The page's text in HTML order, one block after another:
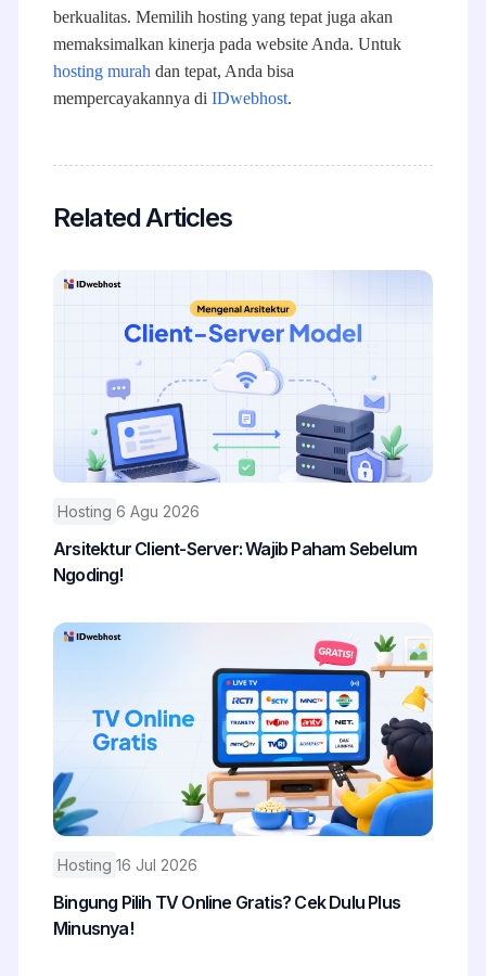
berkualitas. Memilih hosting yang tepat juga akan
memaksimalkan kinerja pada website Anda. Untuk
hosting murah dan tepat, Anda bisa
mempercayakannya di IDwebhost.
Related Articles
Hosting 6 Agu 2026
Arsitektur Client-Server: Wajib Paham Sebelum
Ngoding!
Hosting 16 Jul 2026
Bingung Pilih TV Online Gratis? Cek Dulu Plus
Minusnya!